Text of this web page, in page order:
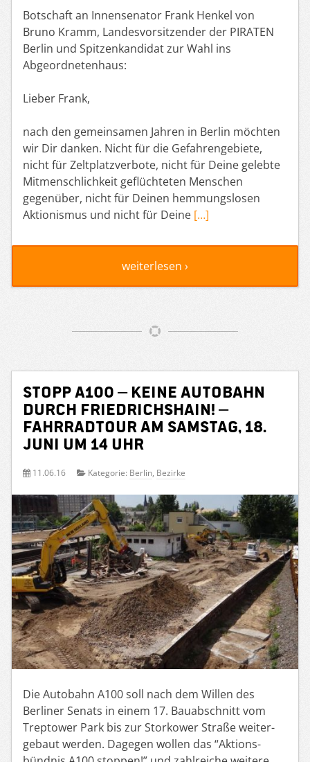
Botschaft an Innensenator Frank Henkel von
Bruno Kramm, Landesvorsitzender der PIRATEN
Berlin und Spitzenkandidat zur Wahl ins
Abgeordnetenhaus:
Lieber Frank,
nach den gemeinsamen Jahren in Berlin möchten
wir Dir danken. Nicht für die Gefahrengebiete,
nicht für Zeltplatzverbote, nicht für Deine gelebte
Mitmenschlichkeit geflüchteten Menschen
gegenüber, nicht für Deinen hemmungslosen
Aktionismus und nicht für Deine […]
weiterlesen ›
Stopp A100 – Keine Autobahn
durch Fried­richshain! –
Fahrradtour am Samstag, 18.
Juni um 14 Uhr
11.06.16 Kategorie: Berlin, Bezirke
Die Autobahn A100 soll nach dem Willen des
Berliner Senats in einem 17. Bauab­schnitt vom
Treptower Park bis zur Storkower Straße weiter­
gebaut werden. Dagegen wollen das “Aktions­